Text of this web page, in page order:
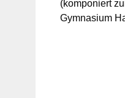
(komponiert
Gymnasium